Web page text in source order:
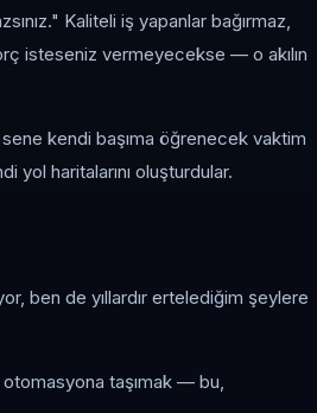
Kaliteli iş yapanlar bağırmaz,
isteseniz vermeyecekse — o akılın
kendi başıma öğrenecek vaktim
yol haritalarını oluşturdular.
ben de yıllardır ertelediğim şeylere
otomasyona taşımak — bu,